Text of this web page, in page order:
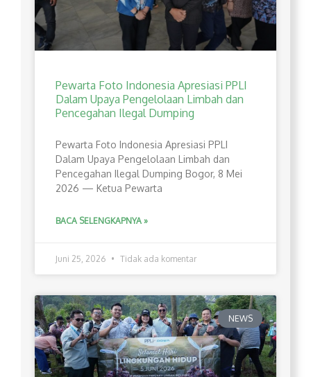
Pewarta Foto Indonesia Apresiasi PPLI
Dalam Upaya Pengelolaan Limbah dan
Pencegahan Ilegal Dumping
Pewarta Foto Indonesia Apresiasi PPLI
Dalam Upaya Pengelolaan Limbah dan
Pencegahan Ilegal Dumping Bogor, 8 Mei
2026 — Ketua Pewarta
BACA SELENGKAPNYA »
Juni 25, 2026 Tidak ada komentar
NEWS